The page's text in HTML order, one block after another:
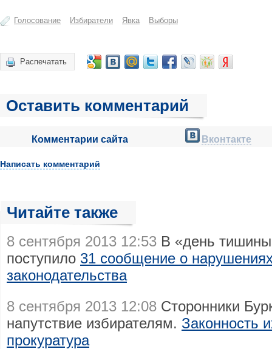
Голосование Избиратели Явка Выборы
Распечатать
Оставить комментарий
Комментарии сайта Вконтакте
Написать комментарий
Читайте также
8 сентября 2013 12:53 В «день
поступило 31 сообщение о
законодательства
8 сентября 2013 12:08 Сторонники
напутствие избирателям. Законность
прокуратура